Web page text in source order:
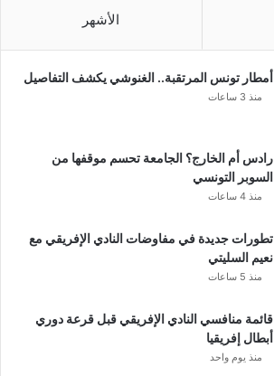
الأشهر
أمطار تونس المرتقبة.. الغنوشي يكشف التفاصيل
منذ 3 ساعات
رادس أم الخارج؟ الجامعة تحسم موقفها من
السوبر التونسي
منذ 4 ساعات
تطورات جديدة في مفاوضات النادي الإفريقي مع
نعيم السليتي
منذ 5 ساعات
قائمة منافسي النادي الإفريقي قبل قرعة دوري
أبطال إفريقيا
منذ يوم واحد